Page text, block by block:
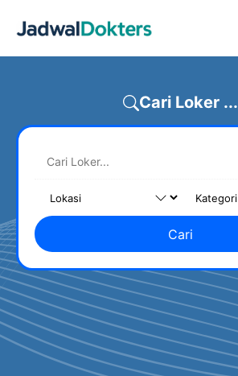
Cari Loker ...
Cari